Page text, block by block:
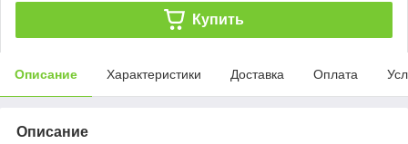
Купить
Описание Характеристики Доставка Оплата
Описание